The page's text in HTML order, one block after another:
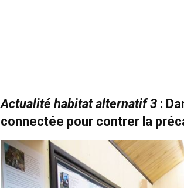
Actualité habitat alternatif 3 :
connectée pour contrer la